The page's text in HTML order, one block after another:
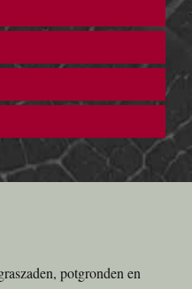
potgronden en